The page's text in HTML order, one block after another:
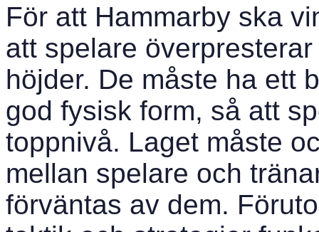
För att Hammarby ska
att spelare
höjder. De måste ha ett
god fysisk form, så att
toppnivå. Laget måste
mellan spelare och
förväntas av dem.